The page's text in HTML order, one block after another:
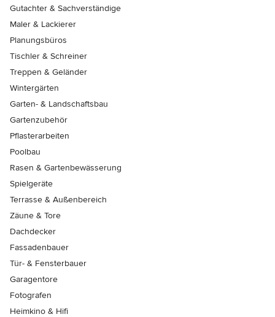
Gutachter & Sachverständige
Maler & Lackierer
Planungsbüros
Tischler & Schreiner
Treppen & Geländer
Wintergärten
Garten- & Landschaftsbau
Gartenzubehör
Pflasterarbeiten
Poolbau
Rasen & Gartenbewässerung
Spielgeräte
Terrasse & Außenbereich
Zäune & Tore
Dachdecker
Fassadenbauer
Tür- & Fensterbauer
Garagentore
Fotografen
Heimkino & Hifi